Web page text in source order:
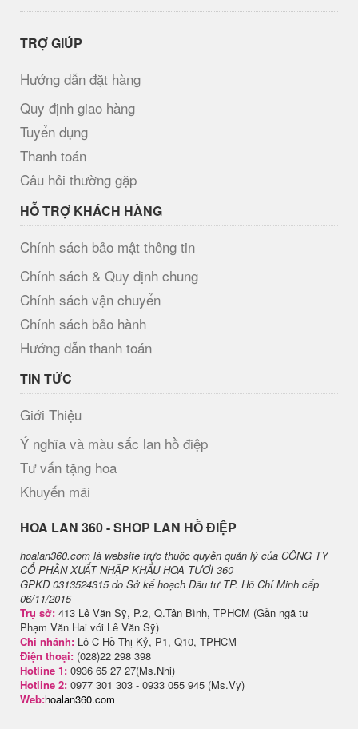
TRỢ GIÚP
Hướng dẫn đặt hàng
Quy định giao hàng
Tuyển dụng
Thanh toán
Câu hỏi thường gặp
HỖ TRỢ KHÁCH HÀNG
Chính sách bảo mật thông tin
Chính sách & Quy định chung
Chính sách vận chuyển
Chính sách bảo hành
Hướng dẫn thanh toán
TIN TỨC
Giới Thiệu
Ý nghĩa và màu sắc lan hồ điệp
Tư vấn tặng hoa
Khuyến mãi
H​OA LAN 360 - SHOP LAN HỒ ĐIỆP
hoalan360.com là website trực thuộc quyền quản lý của CÔNG TY
CỔ PHẦN XUẤT NHẬP KHẨU HOA TƯƠI 360
GPKD 0313524315 do Sở kế hoạch Đầu tư TP. Hồ Chí Minh cấp
06/11/2015
Trụ sở: 413 Lê Văn Sỹ, P.2, Q.Tân Bình, TPHCM (Gần ngã tư
Phạm Văn Hai với Lê Văn Sỹ)
Chi nhánh: Lô C Hồ Thị Kỷ, P1, Q10, TPHCM
Điện thoại: (028)22 298 398
Hotline 1: 0936 65 27 27(Ms.Nhi)
Hotline 2: 0977 301 303 - 0933 055 945 (Ms.Vy)
Web:hoalan360.com